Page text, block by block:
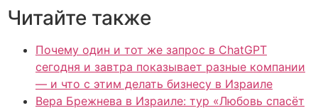
Читайте также
Почему один и тот же запрос в ChatGPT
сегодня и завтра показывает разные компании
— и что с этим делать бизнесу в Израиле
Вера Брежнева в Израиле: тур «Любовь спасёт